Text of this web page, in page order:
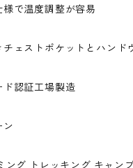
で温度調整が容易
ェストポケットとハンド
認証工場製造
ン
ング トレッキング キャン